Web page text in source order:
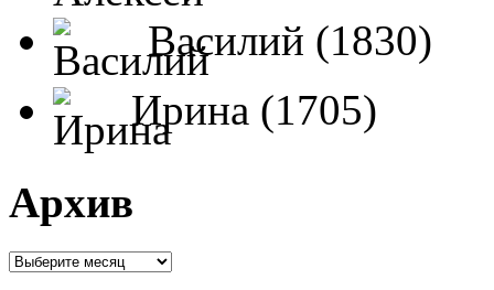
Василий (1830)
Ирина (1705)
Архив